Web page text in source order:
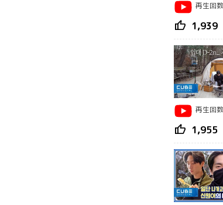
再生回数
thumb_up 1,939
再生回数
thumb_up 1,955